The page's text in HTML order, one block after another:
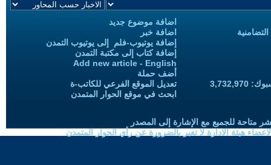
اضافة موضوع جديد
اضافة خبر
إضافة يوتيوب-فلم إلى يوتيوب التمدن
إضافة كتاب إلى مكتبة التمدن
Add new article - English
أضف حملة
تعديل الموقع الفرعي للكاتب-ة
ابحث في موقع الحوار المتمدن
متاحة للجميع مع الإشارة إلى المصدر
هيئة الادارة لا تعبر بالضرورة عن رأي الحوار المتمدن